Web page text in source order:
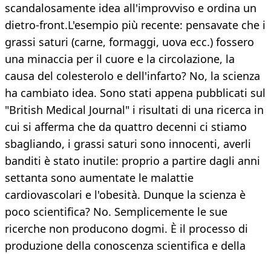
scandalosamente idea all'improvviso e ordina un
dietro-front.L'esempio più recente: pensavate che i
grassi saturi (carne, formaggi, uova ecc.) fossero
una minaccia per il cuore e la circolazione, la
causa del colesterolo e dell'infarto? No, la scienza
ha cambiato idea. Sono stati appena pubblicati sul
"British Medical Journal" i risultati di una ricerca in
cui si afferma che da quattro decenni ci stiamo
sbagliando, i grassi saturi sono innocenti, averli
banditi è stato inutile: proprio a partire dagli anni
settanta sono aumentate le malattie
cardiovascolari e l'obesità. Dunque la scienza è
poco scientifica? No. Semplicemente le sue
ricerche non producono dogmi. È il processo di
produzione della conoscenza scientifica e della